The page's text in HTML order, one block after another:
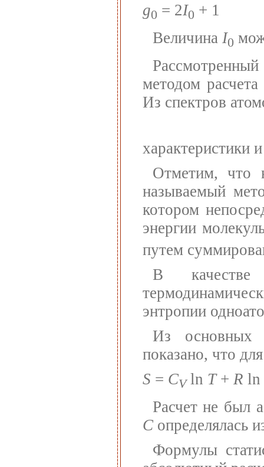
g0 = 2I0 + 1
Величина I0
методом
Из спектров
характеристики
Отметим, что
называемый
котором
энергии
путем
В качестве
энтропии
Из основных
показано, что
S = CVln Т+ R ln
Расчет не был
С определялась
Формулы